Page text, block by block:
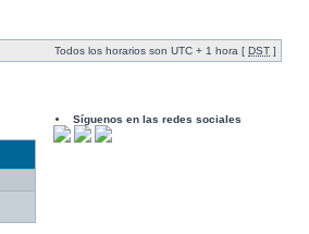
Todos los horarios son UTC + 1 hora [ DST ]
Síguenos en las redes sociales